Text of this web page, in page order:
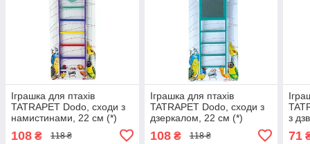
Іграшка для птахів
TATRAPET Dodo, сходи з
намистинами, 22 см (*)
108 ₴ 118 ₴
Іграшка для птахів
TATRAPET Dodo, сходи з
дзеркалом, 22 см (*)
108₴ 118 ₴
з
71